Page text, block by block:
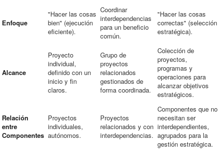
Enfoque
"Hacer las cosas
bien" (ejecución
eficiente).
Coordinar
interdependencias
para un beneficio
común.
"Hacer las cosas
correctas" (selección
estratégica).
Alcance
Proyecto
individual,
definido con un
inicio y fin
claros.
Grupo de
proyectos
relacionados
gestionados de
forma coordinada.
Colección de
proyectos,
programas y
operaciones para
alcanzar objetivos
estratégicos.
Relación
entre
Componentes
Proyectos
individuales,
autónomos.
Proyectos
relacionados y con
interdependencias.
Componentes que no
necesitan ser
interdependientes,
agrupados para la
gestión estratégica.